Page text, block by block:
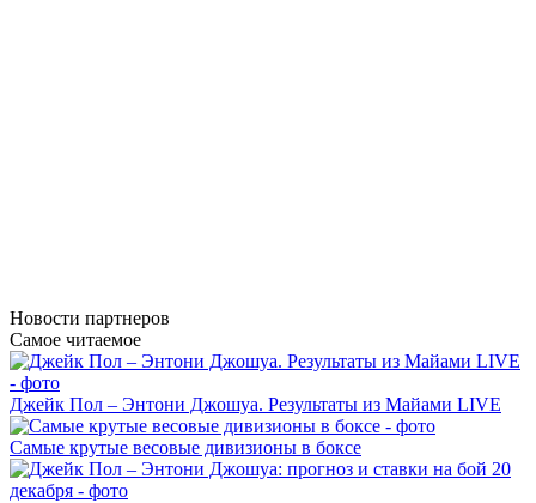
Новости партнеров
Самое читаемое
Джейк Пол – Энтони Джошуа. Результаты из Майами LIVE
Самые крутые весовые дивизионы в боксе